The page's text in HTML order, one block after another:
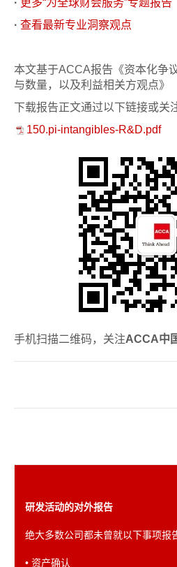
· 更多“为全球财会服务”专题报告
· 查看最新专业洞察观点
本文基于ACCA报告《资本化争
与数量，以及利益相关方观点》
下载报告正文通过以下链接或关
150.pi-intangibles-R&D.pdf
手机扫描二维码，关注ACCA中
研发活动的对外报告
绝大多数公司都未曾就以下事项报
• 资产确认